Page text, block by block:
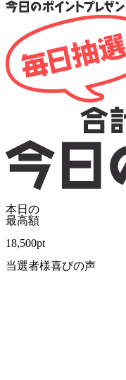
本日の
最高額
18,500pt
当選者様喜びの声